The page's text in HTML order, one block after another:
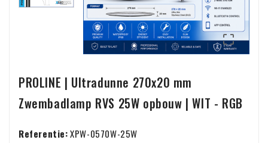

PROLINE | Ultradunne 270x20 mm
Zwembadlamp RVS 25W opbouw | WIT - RGB
Referentie:XPW-0570W-25W